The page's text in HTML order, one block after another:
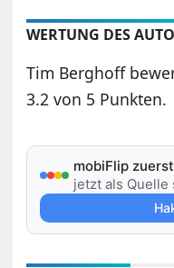
WERTUNG DES
Tim Berghoff
3.2 von 5 Punkten.
mobiFlip
jetzt als Quelle